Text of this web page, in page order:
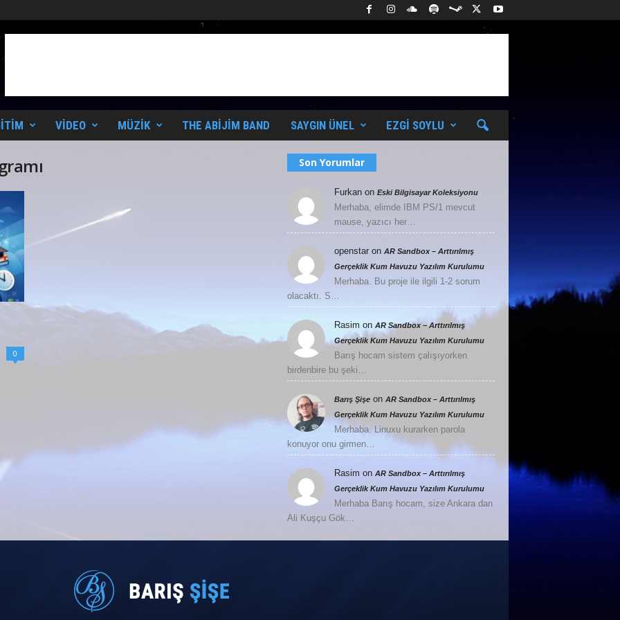
VIDEO MÜZIK THE ABIJIM BAND SAYGIN ÜNEL EZGI SOYLU
0
Son Yorumlar
Furkan on Eski Bilgisayar Koleksiyonu
Merhaba, elimde IBM PS/1 mevcut
mause, yazıcı her…
openstar on AR Sandbox – Arttırılmış
Gerçeklik Kum Havuzu Yazılım Kurulumu
Merhaba. Bu proje ile ilgili 1-2 sorum
olacaktı. S…
Rasim on AR Sandbox – Arttırılmış
Gerçeklik Kum Havuzu Yazılım Kurulumu
Barış hocam sistem çalışıyorken
birdenbire bu şeki…
Barış Şişe on AR Sandbox – Arttırılmış
Gerçeklik Kum Havuzu Yazılım Kurulumu
Merhaba. Linuxu kurarken parola
konuyor onu girmen…
Rasim on AR Sandbox – Arttırılmış
Gerçeklik Kum Havuzu Yazılım Kurulumu
Merhaba Barış hocam, size Ankara dan
Ali Kuşçu Gök…